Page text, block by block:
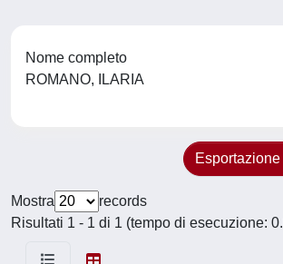
Nome completo
ROMANO, ILARIA
Esportazione
Mostra
records
Risultati 1 - 1 di 1 (tempo di esecuzione: